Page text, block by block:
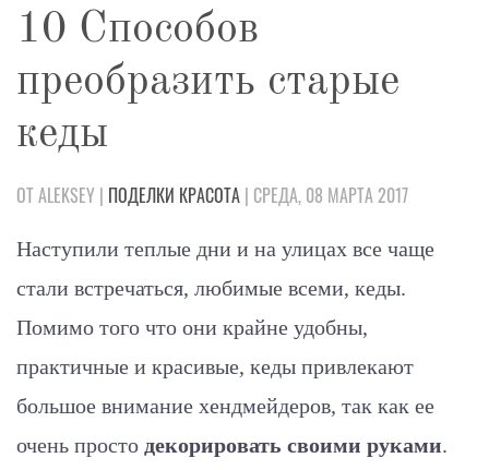
10 Способов
преобразить старые
кеды
ОТ ALEKSEY | ПОДЕЛКИ КРАСОТА | СРЕДА, 08 МАРТА 2017
Наступили теплые дни и на улицах все чаще
стали встречаться, любимые всеми, кеды.
Помимо того что они крайне удобны,
практичные и красивые, кеды привлекают
большое внимание хендмейдеров, так как ее
очень просто декорировать своими руками.